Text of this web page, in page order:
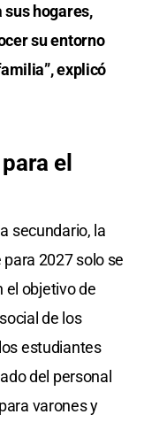
hogares,
su entorno
explicó
el
secundario, la
2027 solo se
el objetivo de
de los
estudiantes
del personal
varones y